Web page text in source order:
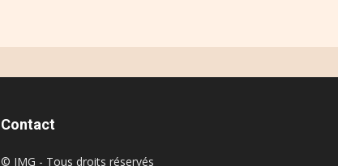
Contact
© IMG - Tous droits réservés